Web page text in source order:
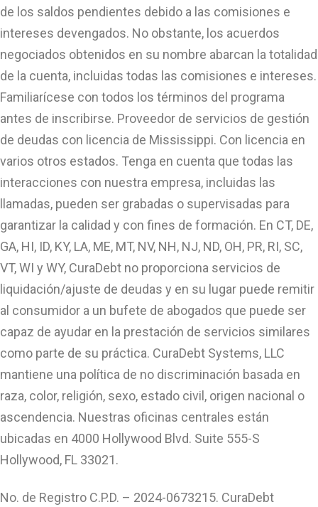
de los saldos pendientes debido a las comisiones e
intereses devengados. No obstante, los acuerdos
negociados obtenidos en su nombre abarcan la totalidad
de la cuenta, incluidas todas las comisiones e intereses.
Familiarícese con todos los términos del programa
antes de inscribirse. Proveedor de servicios de gestión
de deudas con licencia de Mississippi. Con licencia en
varios otros estados. Tenga en cuenta que todas las
interacciones con nuestra empresa, incluidas las
llamadas, pueden ser grabadas o supervisadas para
garantizar la calidad y con fines de formación. En CT, DE,
GA, HI, ID, KY, LA, ME, MT, NV, NH, NJ, ND, OH, PR, RI, SC,
VT, WI y WY, CuraDebt no proporciona servicios de
liquidación/ajuste de deudas y en su lugar puede remitir
al consumidor a un bufete de abogados que puede ser
capaz de ayudar en la prestación de servicios similares
como parte de su práctica. CuraDebt Systems, LLC
mantiene una política de no discriminación basada en
raza, color, religión, sexo, estado civil, origen nacional o
ascendencia. Nuestras oficinas centrales están
ubicadas en 4000 Hollywood Blvd. Suite 555-S
Hollywood, FL 33021.
No. de Registro C.P.D. – 2024-0673215. CuraDebt